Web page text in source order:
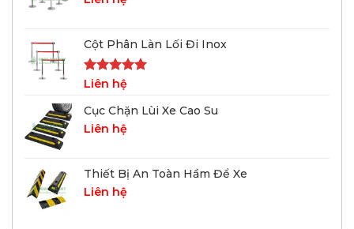
Cột Phân Làn Lối Đi Inox
Được xếp
5 sao
Liên hệ
Cục Chặn Lùi Xe Cao Su
Liên hệ
Thiết Bị An Toàn Hầm Để Xe
Liên hệ